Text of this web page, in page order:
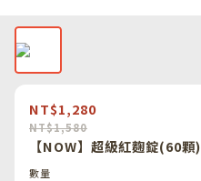
NT$1,280
NT$1,580
【NOW】超級紅麴錠(60顆)
數量